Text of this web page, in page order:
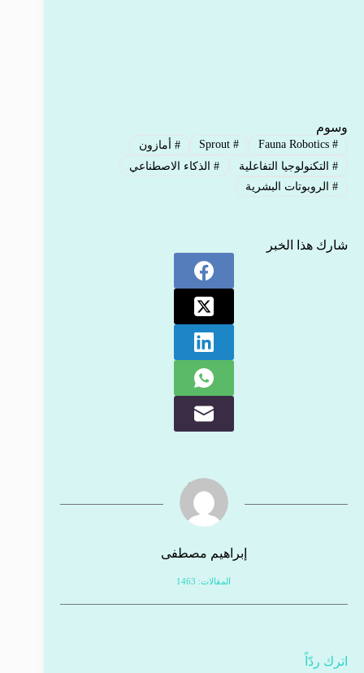
وسوم
#
Fauna Robotics
#
Sprout
# أمازون
#التكنولوجيا التفاعلية #الذكاء الاصطناعي
#الروبوتات البشرية
شارك هذا الخبر
إبراهيم مصطفى
المقالات: 1463
اترك ردّاً